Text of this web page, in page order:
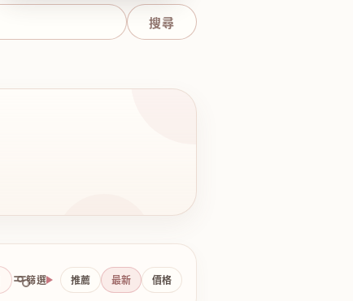
篩選 推薦 最新 價格